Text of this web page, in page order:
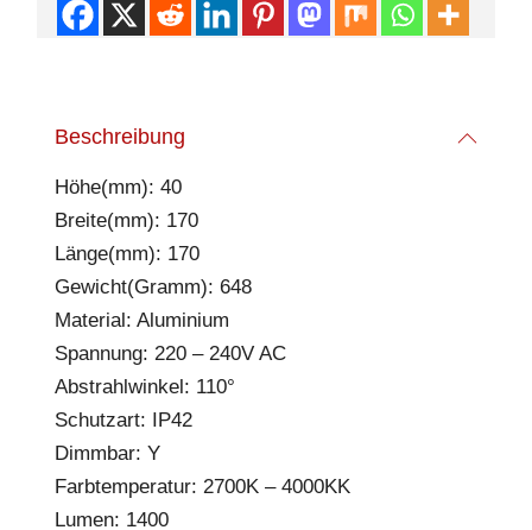
Beschreibung
Höhe(mm): 40
Breite(mm): 170
Länge(mm): 170
Gewicht(Gramm): 648
Material: Aluminium
Spannung: 220 – 240V AC
Abstrahlwinkel: 110°
Schutzart: IP42
Dimmbar: Y
Farbtemperatur: 2700K – 4000KK
Lumen: 1400